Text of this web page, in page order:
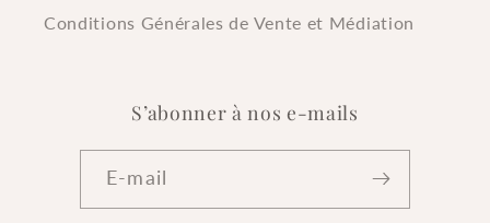
Conditions Générales de Vente et Médiation
S’abonner à nos e-mails
E-mail